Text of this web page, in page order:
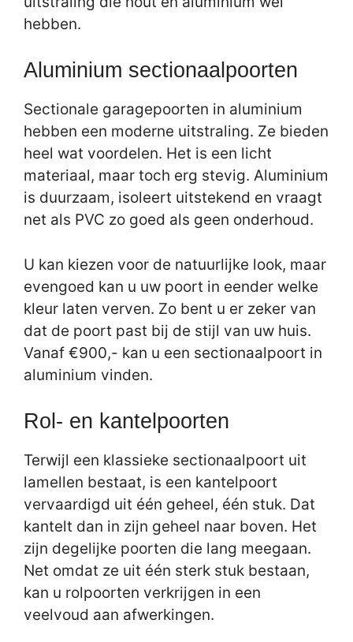
hebben.
Aluminium sectionaalpoorten
Sectionale garagepoorten in aluminium
hebben een moderne uitstraling. Ze bieden
heel wat voordelen. Het is een licht
materiaal, maar toch erg stevig. Aluminium
is duurzaam, isoleert uitstekend en vraagt
net als PVC zo goed als geen onderhoud.
U kan kiezen voor de natuurlijke look, maar
evengoed kan u uw poort in eender welke
kleur laten verven. Zo bent u er zeker van
dat de poort past bij de stijl van uw huis.
Vanaf €900,- kan u een sectionaalpoort in
aluminium vinden.
Rol- en kantelpoorten
Terwijl een klassieke sectionaalpoort uit
lamellen bestaat, is een kantelpoort
vervaardigd uit één geheel, één stuk. Dat
kantelt dan in zijn geheel naar boven. Het
zijn degelijke poorten die lang meegaan.
Net omdat ze uit één sterk stuk bestaan,
kan u rolpoorten verkrijgen in een
veelvoud aan afwerkingen.